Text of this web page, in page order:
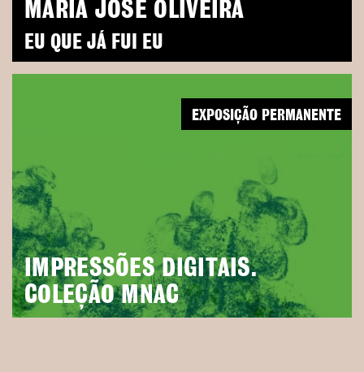
MARIA JOSÉ OLIVEIRA
EU QUE JÁ FUI EU
IMPRESSÕES DIGITAIS.
COLEÇÃO MNAC
EXPOSIÇÃO PERMANENTE